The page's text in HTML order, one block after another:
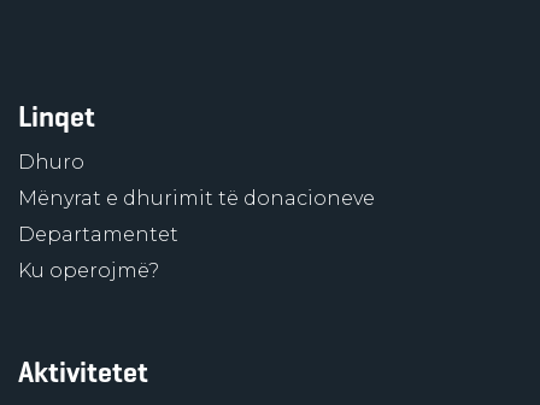
Linqet
Dhuro
Mënyrat e dhurimit të donacioneve
Departamentet
Ku operojmë?
Aktivitetet